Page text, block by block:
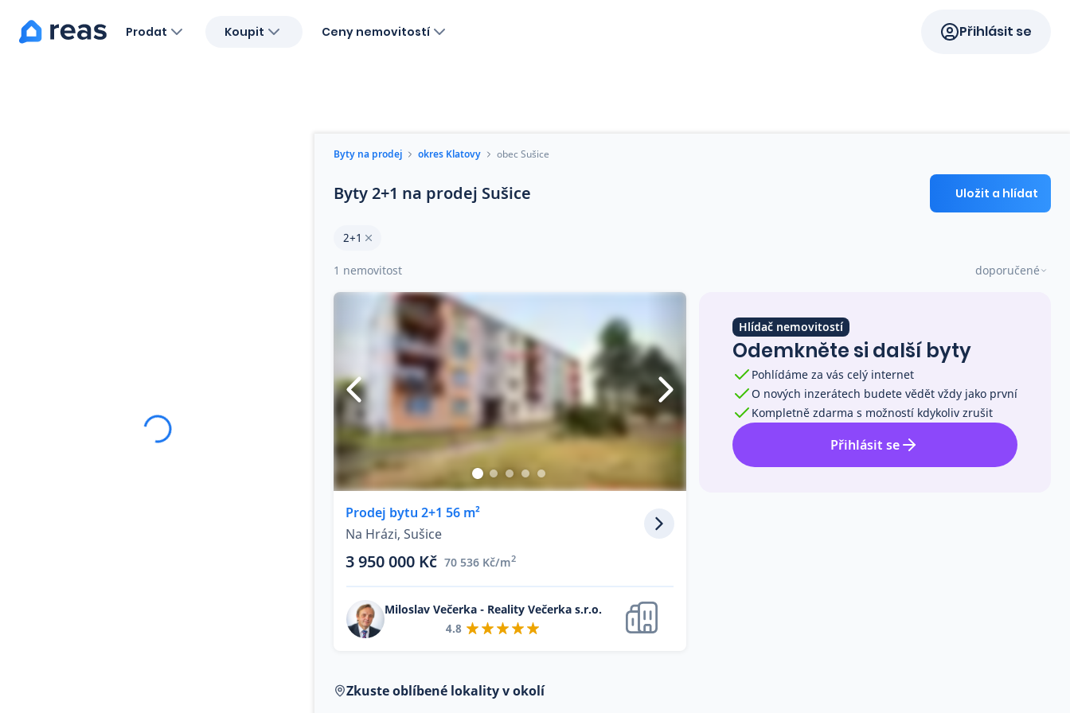
Prodat Koupit Ceny nemovitostí Přihlásit se
Byty na prodej okres Klatovy obec Sušice
Byty 2+1 na prodej Sušice Uložit a hlídat
2+1
1 nemovitost doporučené
Prodej bytu 2+1 56 m²
Na Hrázi, Sušice
3 950 000 Kč 70 536 Kč/m2
Miloslav Večerka - Reality Večerka s.r.o.
4.8
Hlídač nemovitostí
Odemkněte si další byty
Pohlídáme za vás celý internet
O nových inzerátech budete vědět vždy jako první
Kompletně zdarma s možností kdykoliv zrušit
Přihlásit se
Zkuste oblíbené lokality v okolí